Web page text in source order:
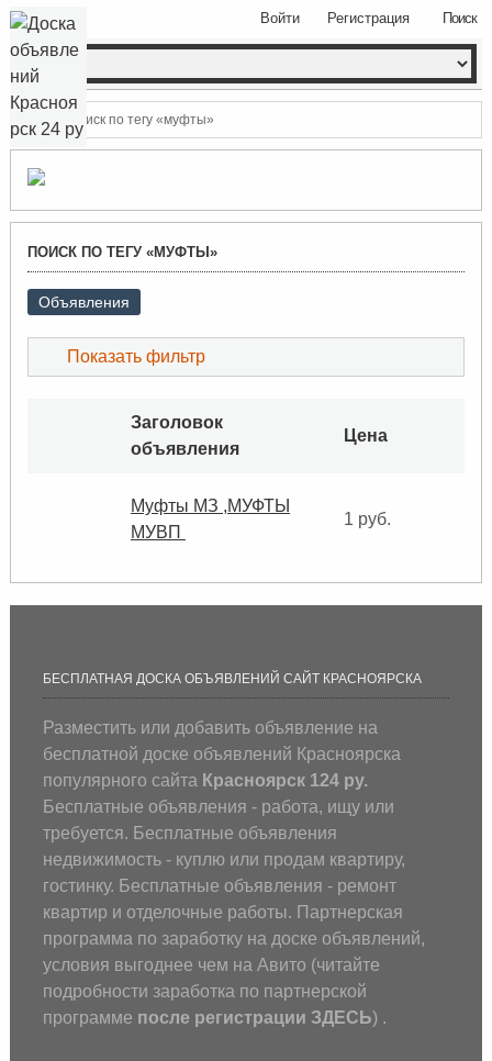
Поиск
Войти Регистрация
Поиск по тегу «муфты»
ПОИСК ПО ТЕГУ «МУФТЫ»
Объявления
Показать фильтр
Заголовок
объявления
Цена
Муфты МЗ ,МУФТЫ
МУВП
1 руб.
БЕСПЛАТНАЯ ДОСКА ОБЪЯВЛЕНИЙ САЙТ КРАСНОЯРСКА
Разместить или добавить объявление на
бесплатной доске объявлений Красноярска
популярного сайта Красноярск 124 ру.
Бесплатные объявления - работа, ищу или
требуется. Бесплатные объявления
недвижимость - куплю или продам квартиру,
гостинку. Бесплатные объявления - ремонт
квартир и отделочные работы. Партнерская
программа по заработку на доске объявлений,
условия выгоднее чем на Авито (читайте
подробности заработка по партнерской
программе после регистрации ЗДЕСЬ) .